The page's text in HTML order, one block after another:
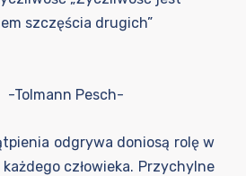
szczęścia drugich”
Pesch-
odgrywa doniosą rolę w
człowieka. Przychylne